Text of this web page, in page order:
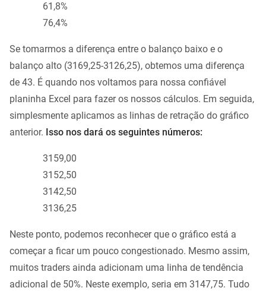
61,8%
76,4%
Se tomarmos a diferença entre o balanço baixo e o
balanço alto (3169,25-3126,25), obtemos uma diferença
de 43. É quando nos voltamos para nossa confiável
planinha Excel para fazer os nossos cálculos. Em seguida,
simplesmente aplicamos as linhas de retração do gráfico
anterior. Isso nos dará os seguintes números:
3159,00
3152,50
3142,50
3136,25
Neste ponto, podemos reconhecer que o gráfico está a
começar a ficar um pouco congestionado. Mesmo assim,
muitos traders ainda adicionam uma linha de tendência
adicional de 50%. Neste exemplo, seria em 3147,75. Tudo